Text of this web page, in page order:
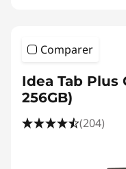
Comparer
Idea Tab Plus
256GB)
(204)